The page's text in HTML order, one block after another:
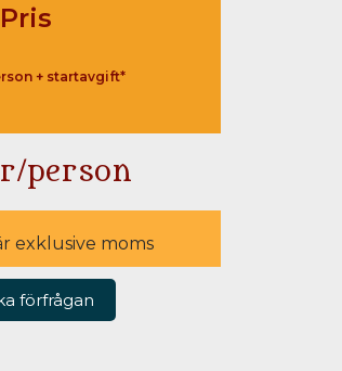
Pris
+ startavgift*
/person
exklusive moms
förfrågan